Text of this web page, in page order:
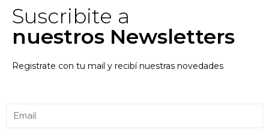
Suscribite a
nuestros Newsletters
Registrate con tu mail y recibí nuestras novedades